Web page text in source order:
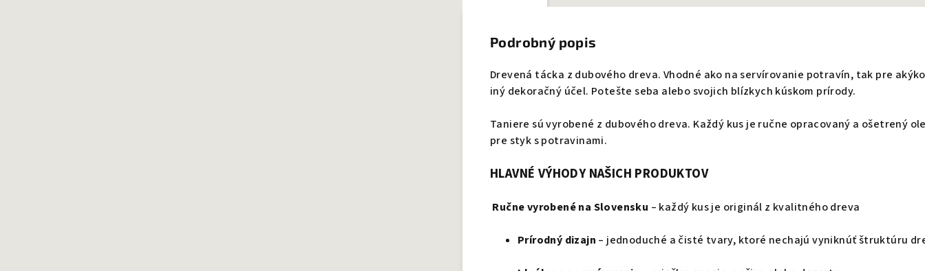
Podrobný popis
Drevená tácka z dubového dreva. Vhodné ako na servírovanie potravín, tak pre
iný dekoračný účel. Potešte seba alebo svojich blízkych kúskom prírody.
Taniere sú vyrobené z dubového dreva. Každý kus je ručne opracovaný a ošetrený
pre styk s potravinami.
HLAVNÉ VÝHODY NAŠICH PRODUKTOV
Ručne vyrobené na Slovensku – každý kus je originál z kvalitného dreva
Prírodný dizajn – jednoduché a čisté tvary, ktoré nechajú vyniknúť štruktúru